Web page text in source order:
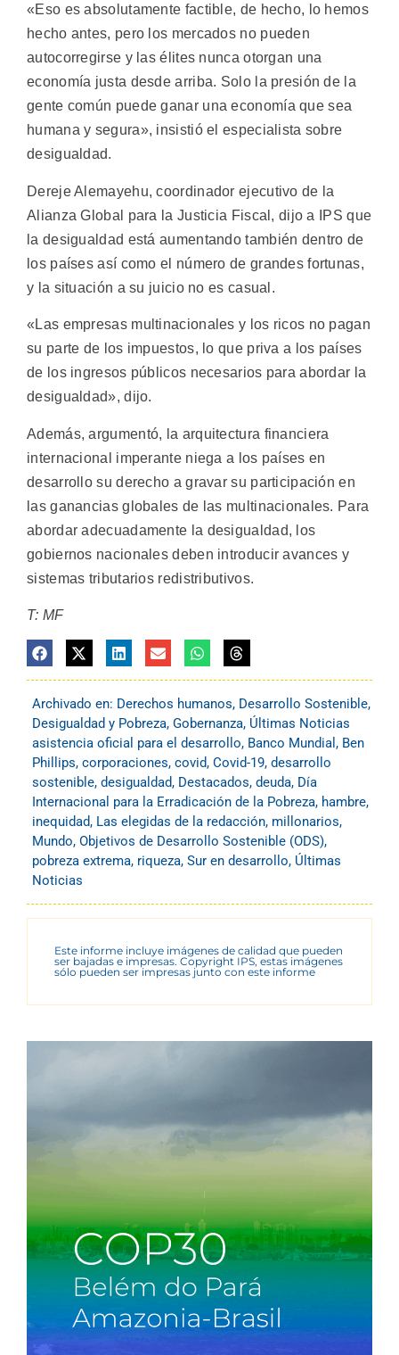
«Eso es absolutamente factible, de hecho, lo hemos
hecho antes, pero los mercados no pueden
autocorregirse y las élites nunca otorgan una
economía justa desde arriba. Solo la presión de la
gente común puede ganar una economía que sea
humana y segura», insistió el especialista sobre
desigualdad.
Dereje Alemayehu, coordinador ejecutivo de la
Alianza Global para la Justicia Fiscal, dijo a IPS que
la desigualdad está aumentando también dentro de
los países así como el número de grandes fortunas,
y la situación a su juicio no es casual.
«Las empresas multinacionales y los ricos no pagan
su parte de los impuestos, lo que priva a los países
de los ingresos públicos necesarios para abordar la
desigualdad», dijo.
Además, argumentó, la arquitectura financiera
internacional imperante niega a los países en
desarrollo su derecho a gravar su participación en
las ganancias globales de las multinacionales. Para
abordar adecuadamente la desigualdad, los
gobiernos nacionales deben introducir avances y
sistemas tributarios redistributivos.
T: MF
Archivado en: Derechos humanos, Desarrollo Sostenible,
Desigualdad y Pobreza, Gobernanza, Últimas Noticias
asistencia oficial para el desarrollo, Banco Mundial , Ben
Phillips, corporaciones, covid, Covid-19, desarrollo
sostenible, desigualdad, Destacados, deuda, Día
Internacional para la Erradicación de la Pobreza, hambre,
inequidad, Las elegidas de la redacción, millonarios,
Mundo, Objetivos de Desarrollo Sostenible (ODS),
pobreza extrema, riqueza, Sur en desarrollo, Últimas
Noticias
Este informe incluye imágenes de calidad que pueden
ser bajadas e impresas. Copyright IPS, estas imágenes
sólo pueden ser impresas junto con este informe